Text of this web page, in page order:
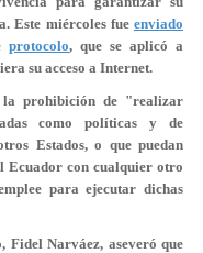
Este miércoles fue enviado
protocolo, que se aplicó a
su acceso a Internet.
la prohibición de "realizar
como
políticas y de
Estados, o que puedan
Ecuador con cualquier otro
para ejecutar dichas
Fidel Narváez, aseveró que